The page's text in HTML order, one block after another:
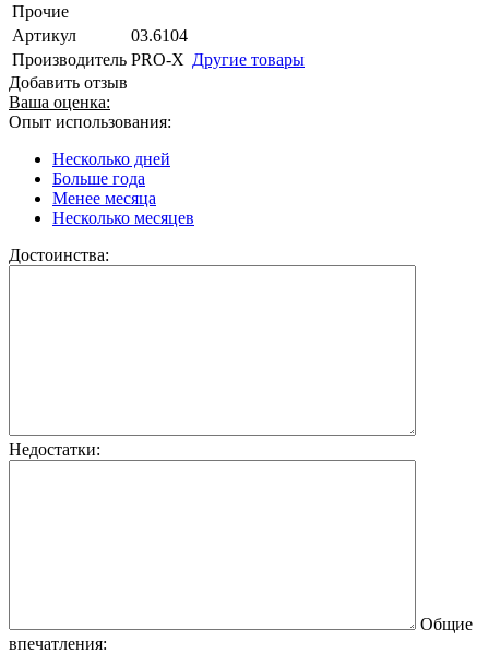
Прочие
Артикул
03.6104
Производитель PRO-X Другие товары
Добавить отзыв
Ваша оценка:
Опыт использования:
Несколько дней
Больше года
Менее месяца
Несколько месяцев
Достоинства:
Недостатки:
Общие
впечатления: